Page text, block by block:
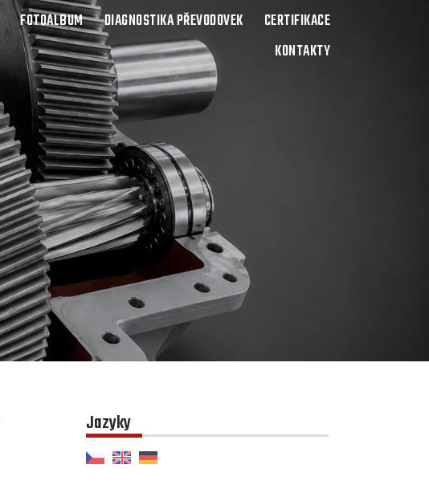
FOTOALBUM DIAGNOSTIKA PŘEVODOVEK
CERTIFIKACE
KONTAKTY
Jazyky